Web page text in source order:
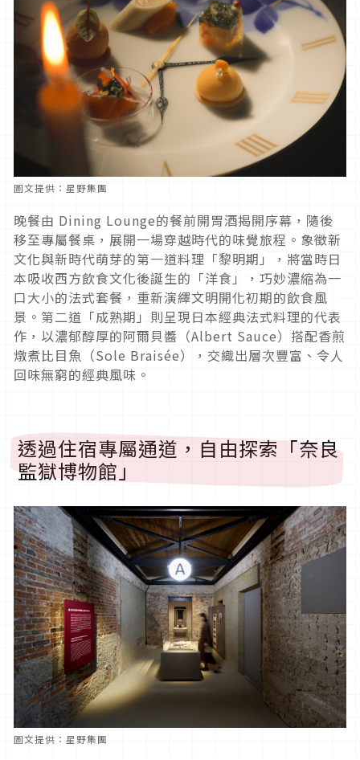
圖文提供：星野集團
晚餐由 Dining Lounge的餐前開胃酒揭開序幕，隨後
移至專屬餐桌，展開一場穿越時代的味覺旅程。象徵新
文化與新時代萌芽的第一道料理「黎明期」，將當時日
本吸收西方飲食文化後誕生的「洋食」，巧妙濃縮為一
口大小的法式套餐，重新演繹文明開化初期的飲食風
景。第二道「成熟期」則呈現日本經典法式料理的代表
作，以濃郁醇厚的阿爾貝醬（Albert Sauce）搭配香煎
燉煮比目魚（Sole Braisée），交織出層次豐富、令人
回味無窮的經典風味。
透過住宿專屬通道，自由探索「奈良
監獄博物館」
圖文提供：星野集團